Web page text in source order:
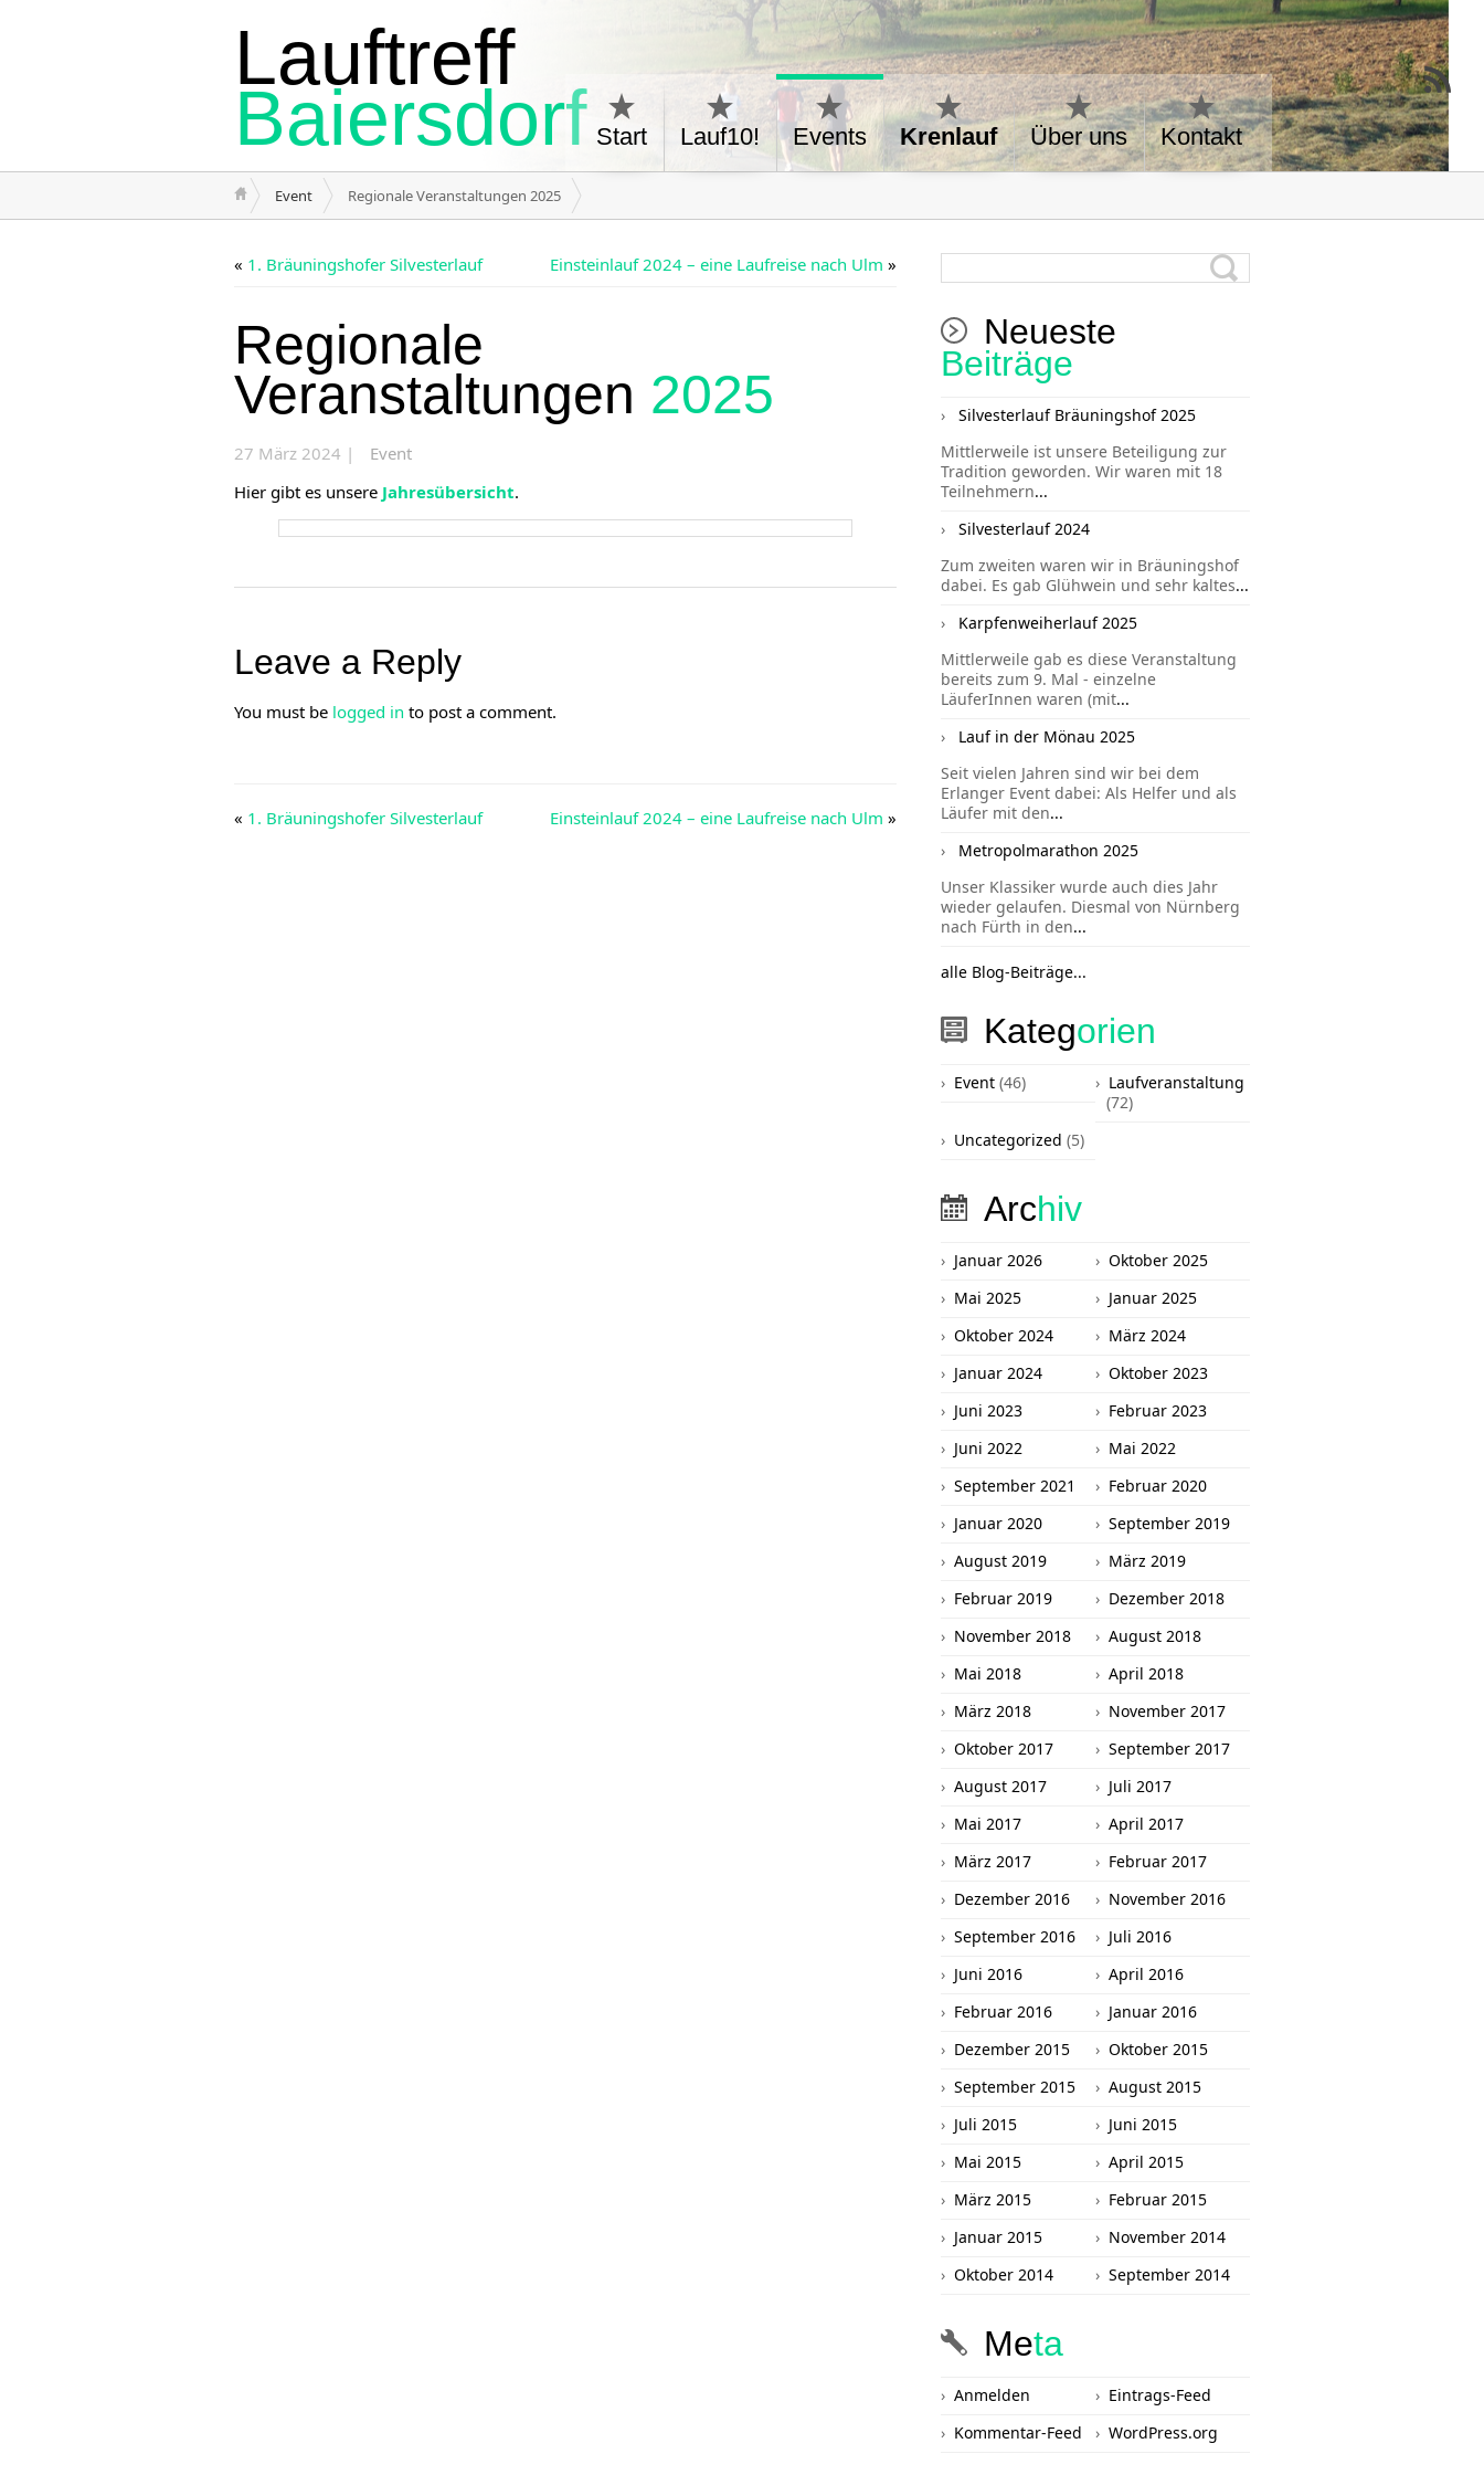
Lauftreff
Baiersdorf Start Lauf10! Events Krenlauf Über uns Kontakt
Event Regionale Veranstaltungen 2025
« 1. Bräuningshofer Silvesterlauf Einsteinlauf 2024 – eine Laufreise nach Ulm »
Regionale
Veranstaltungen 2025
27 März 2024 |
Event
Hier gibt es unsere Jahresübersicht.
Leave a Reply
You must be logged in to post a comment.
« 1. Bräuningshofer Silvesterlauf Einsteinlauf 2024 – eine Laufreise nach Ulm »
Neueste
Beiträge
Silvesterlauf Bräuningshof 2025
Mittlerweile ist unsere Beteiligung zur
Tradition geworden. Wir waren mit 18
Teilnehmern...
Silvesterlauf 2024
Zum zweiten waren wir in Bräuningshof
dabei. Es gab Glühwein und sehr kaltes...
Karpfenweiherlauf 2025
Mittlerweile gab es diese Veranstaltung
bereits zum 9. Mal - einzelne
LäuferInnen waren (mit...
Lauf in der Mönau 2025
Seit vielen Jahren sind wir bei dem
Erlanger Event dabei: Als Helfer und als
Läufer mit den...
Metropolmarathon 2025
Unser Klassiker wurde auch dies Jahr
wieder gelaufen. Diesmal von Nürnberg
nach Fürth in den...
alle Blog-Beiträge...
Kategorien
Event (46)
Laufveranstaltung
(72)
Uncategorized (5)
Archiv
Januar 2026
Oktober 2025
Mai 2025
Januar 2025
Oktober 2024
März 2024
Januar 2024
Oktober 2023
Juni 2023
Februar 2023
Juni 2022
Mai 2022
September 2021
Februar 2020
Januar 2020
September 2019
August 2019
März 2019
Februar 2019
Dezember 2018
November 2018
August 2018
Mai 2018
April 2018
März 2018
November 2017
Oktober 2017
September 2017
August 2017
Juli 2017
Mai 2017
April 2017
März 2017
Februar 2017
Dezember 2016
November 2016
September 2016
Juli 2016
Juni 2016
April 2016
Februar 2016
Januar 2016
Dezember 2015
Oktober 2015
September 2015
August 2015
Juli 2015
Juni 2015
Mai 2015
April 2015
März 2015
Februar 2015
Januar 2015
November 2014
Oktober 2014
September 2014
Meta
Anmelden
Eintrags-Feed
Kommentar-Feed
WordPress.org